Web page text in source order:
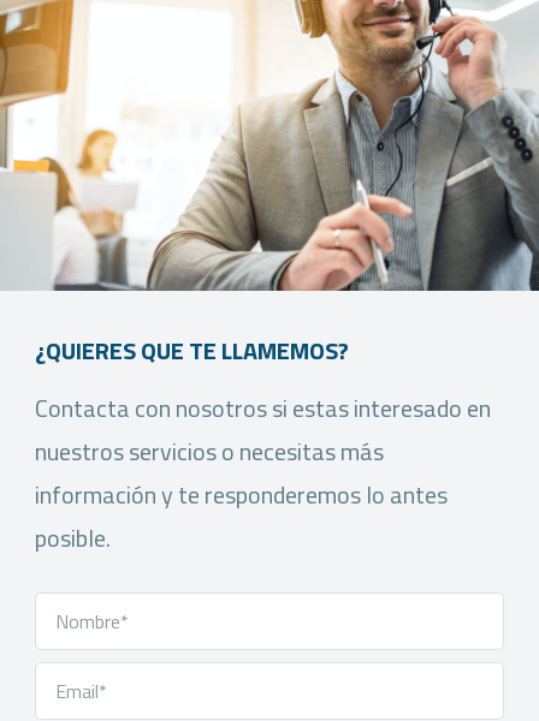
¿QUIERES QUE TE LLAMEMOS?
Contacta con nosotros si estas interesado en
nuestros servicios o necesitas más
información y te responderemos lo antes
posible.